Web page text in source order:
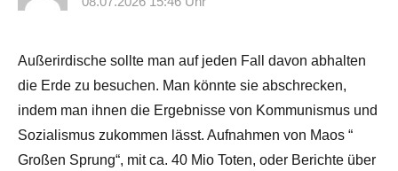
Außerirdische sollte man auf jeden Fall davon abhalten
die Erde zu besuchen. Man könnte sie abschrecken,
indem man ihnen die Ergebnisse von Kommunismus und
Sozialismus zukommen lässt. Aufnahmen von Maos “
Großen Sprung“, mit ca. 40 Mio Toten, oder Berichte über